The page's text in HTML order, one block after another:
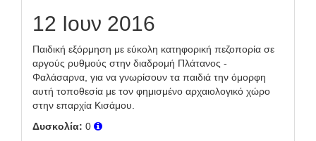
12 Ιουν 2016
Παιδική εξόρμηση με εύκολη κατηφορική πεζοπορία σε
αργούς ρυθμούς στην διαδρομή Πλάτανος -
Φαλάσαρνα, για να γνωρίσουν τα παιδιά την όμορφη
αυτή τοποθεσία με τον φημισμένο αρχαιολογικό χώρο
στην επαρχία Κισάμου.
Δυσκολία: 0